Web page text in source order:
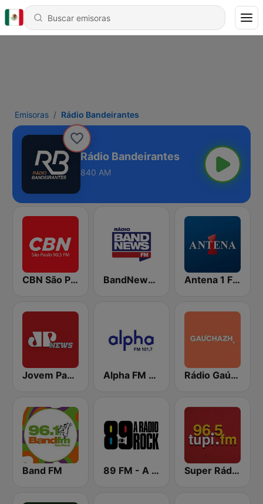
Emisoras Rádio Bandeirantes
Rádio Bandeirantes
840 AM
CBN São Paulo BandNews FM - 96.9 SP Antena 1 FM
Jovem Pan News Alpha FM 101.7 Rádio Gaúcha ZH
Band FM 89 FM - A Rádio Rock Super Rádio Tupi